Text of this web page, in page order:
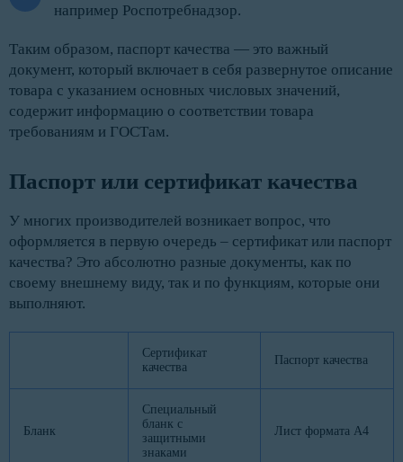
например Роспотребнадзор.
Таким образом, паспорт качества — это важный
документ, который включает в себя развернутое описание
товара с указанием основных числовых значений,
содержит информацию о соответствии товара
требованиям и ГОСТам.
Паспорт или сертификат качества
У многих производителей возникает вопрос, что
оформляется в первую очередь – сертификат или паспорт
качества? Это абсолютно разные документы, как по
своему внешнему виду, так и по функциям, которые они
выполняют.
Сертификат
качества
Паспорт качества
Бланк
Специальный
бланк с
защитными
знаками
Лист формата А4